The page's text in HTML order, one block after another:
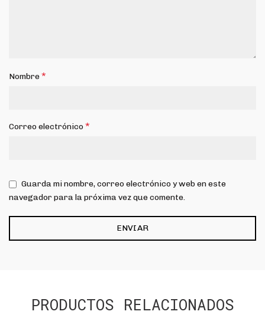
Nombre*
Correo electrónico*
Guarda mi nombre, correo electrónico y web en este
navegador para la próxima vez que comente.
PRODUCTOS RELACIONADOS